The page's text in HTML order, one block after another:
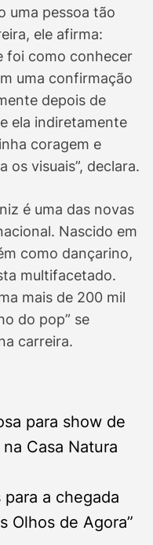
uma pessoa tão
ele afirma:
foi como conhecer
uma confirmação
depois de
ela indiretamente
coragem e
os visuais”, declara.
é uma das novas
Nascido em
como dançarino,
multifacetado.
mais de 200 mil
do pop” se
carreira.
para show de
Casa Natura
a chegada
Olhos de Agora”